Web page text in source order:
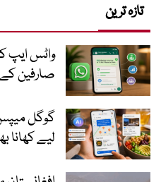
تازہ ترین
واٹس ایپ
صارفین کے لیے 3 نئے
گوگل
لیے کھانا